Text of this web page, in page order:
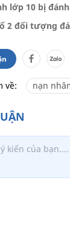
lớp 10 bị
2 đối tượng
về: nạn